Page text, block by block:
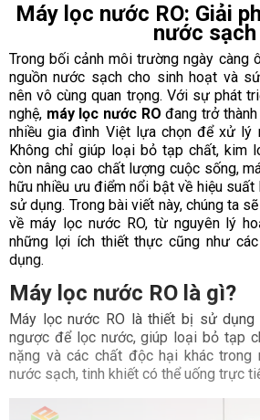
Máy lọc nước RO: Giải
nước sạch
Trong bối cảnh môi trường ngày càng
nguồn nước sạch cho sinh hoạt và
nên vô cùng quan trọng. Với sự phát
nghệ, máy lọc nước RO đang trở
nhiều gia đình Việt lựa chọn để xử lý
Không chỉ giúp loại bỏ tạp chất, kim
còn nâng cao chất lượng cuộc sống,
hữu nhiều ưu điểm nổi bật về hiệu
sử dụng. Trong bài viết này, chúng ta
về máy lọc nước RO, từ nguyên lý
những lợi ích thiết thực cũng như
dụng.
Máy lọc nước RO là gì?
Máy lọc nước RO là thiết bị sử dụng
ngược để lọc nước, giúp loại bỏ tạp
nặng và các chất độc hại khác trong
nước sạch, tinh khiết có thể uống trực